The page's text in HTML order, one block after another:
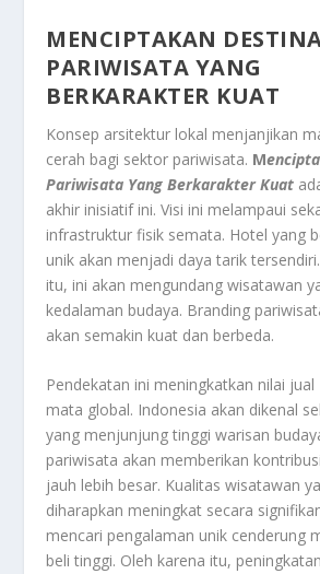
MENCIPTAKAN
PARIWISATA YANG
BERKARAKTER KUAT
Konsep arsitektur lokal menjanjikan
cerah bagi sektor pariwisata. M
Pariwisata Yang Berkarakter Kuat
akhir inisiatif ini. Visi ini melampaui
infrastruktur fisik semata. Hotel yang
unik akan menjadi daya tarik
itu, ini akan mengundang wisatawan
kedalaman budaya. Branding
akan semakin kuat dan berbeda.
Pendekatan ini meningkatkan nilai jual
mata global. Indonesia akan dikenal
yang menjunjung tinggi warisan
pariwisata akan memberikan
jauh lebih besar. Kualitas wisatawan
diharapkan meningkat secara
mencari pengalaman unik cenderung
beli tinggi. Oleh karena itu,